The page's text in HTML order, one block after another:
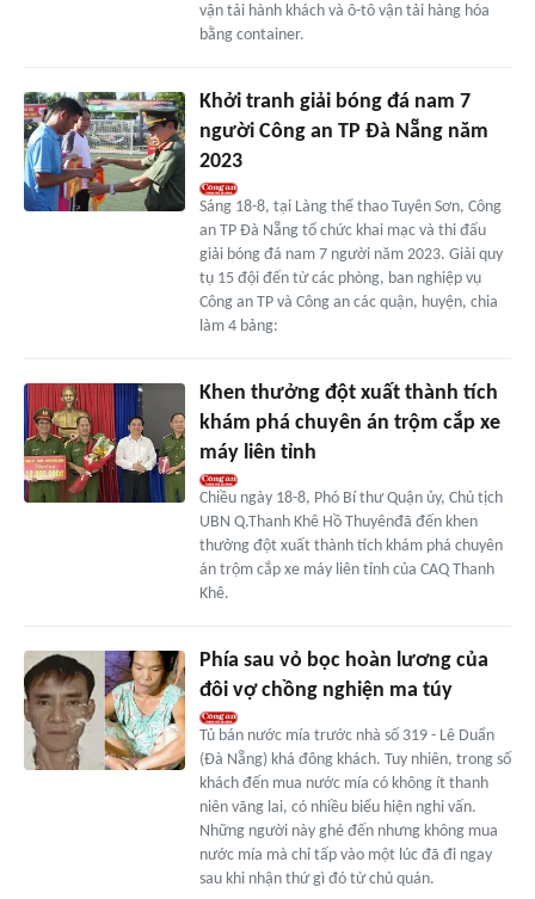
vận tải hành khách và ô-tô vận tải hàng hóa
bằng container.
Khởi tranh giải bóng đá nam 7
người Công an TP Đà Nẵng năm
2023
Sáng 18-8, tại Làng thể thao Tuyên Sơn, Công
an TP Đà Nẵng tổ chức khai mạc và thi đấu
giải bóng đá nam 7 người năm 2023. Giải quy
tụ 15 đội đến từ các phòng, ban nghiệp vụ
Công an TP và Công an các quận, huyện, chia
làm 4 bảng:
Khen thưởng đột xuất thành tích
khám phá chuyên án trộm cắp xe
máy liên tỉnh
Chiều ngày 18-8, Phó Bí thư Quận ủy, Chủ tịch
UBN Q.Thanh Khê Hồ Thuyênđã đến khen
thưởng đột xuất thành tích khám phá chuyên
án trộm cắp xe máy liên tỉnh của CAQ Thanh
Khê.
Phía sau vỏ bọc hoàn lương của
đôi vợ chồng nghiện ma túy
Tủ bán nước mía trước nhà số 319 - Lê Duẩn
(Đà Nẵng) khá đông khách. Tuy nhiên, trong số
khách đến mua nước mía có không ít thanh
niên vãng lai, có nhiều biểu hiện nghi vấn.
Những người này ghé đến nhưng không mua
nước mía mà chỉ tấp vào một lúc đã đi ngay
sau khi nhận thứ gì đó từ chủ quán.